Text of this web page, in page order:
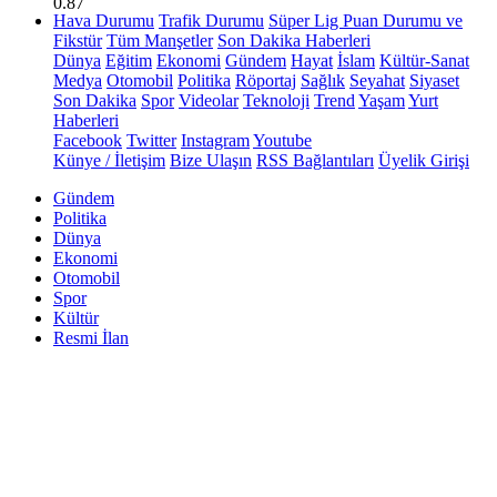
Hava Durumu Trafik Durumu Süper Lig Puan Durumu ve
Fikstür Tüm Manşetler Son Dakika Haberleri
Dünya Eğitim Ekonomi Gündem Hayat İslam Kültür-Sanat
Medya Otomobil Politika Röportaj Sağlık Seyahat Siyaset
Son Dakika Spor Videolar Teknoloji Trend YaşamYurt
Haberleri
Facebook Twitter InstagramYoutube
Künye / İletişim Bize Ulaşın RSS Bağlantıları Üyelik Girişi
Gündem
Politika
Dünya
Ekonomi
Otomobil
Spor
Kültür
Resmi İlan